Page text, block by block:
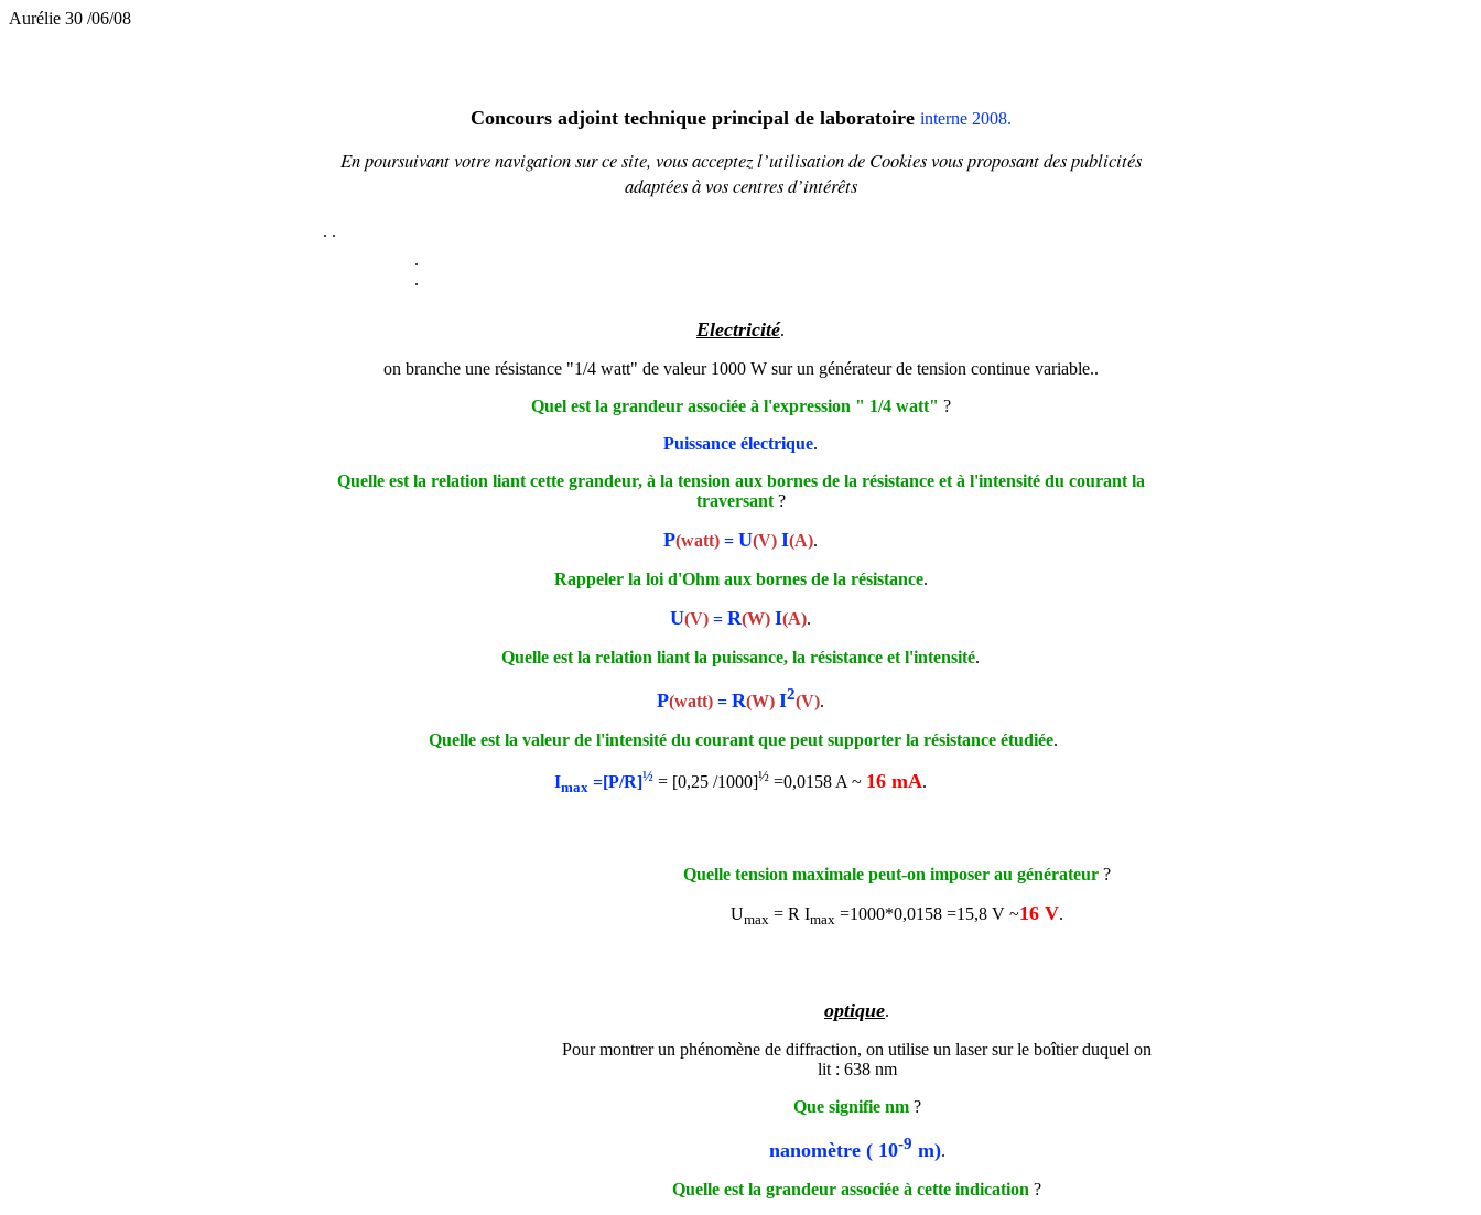
Aurélie 30 /06/08
Concours adjoint technique principal de laboratoire interne 2008.
En poursuivant votre navigation sur ce site, vous acceptez l’utilisation de Cookies vous proposant des publicités
adaptées à vos centres d’intérêts
. .
.
.
Electricité.
on branche une résistance "1/4 watt" de valeur 1000 Wsur un générateur de tension continue variable..
Quel est la grandeur associée à l'expression " 1/4 watt" ?
Puissance électrique.
Quelle est la relation liant cette grandeur, à la tension aux bornes de la résistance et à l'intensité du courant la
traversant ?
P(watt) = U(V) I(A).
Rappeler la loi d'Ohm aux bornes de la résistance.
U(V) = R(W) I(A).
Quelle est la relation liant la puissance, la résistance et l'intensité.
P(watt) = R(W) I2(V).
Quelle est la valeur de l'intensité du courant que peut supporter la résistance étudiée.
Imax =[P/R]½ = [0,25 /1000]½ =0,0158 A ~ 16 mA.
Quelle tension maximale peut-on imposer au générateur?
Umax = R Imax =1000*0,0158 =15,8 V ~16 V.
optique.
Pour montrer un phénomène de diffraction, on utilise un laser sur le boîtier duquel on
lit : 638 nm
Que signifie nm?
nanomètre ( 10-9 m).
Quelle est la grandeur associée à cette indication ?